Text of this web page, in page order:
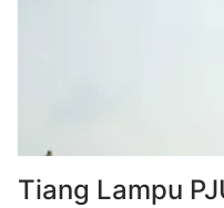
Tiang Lampu